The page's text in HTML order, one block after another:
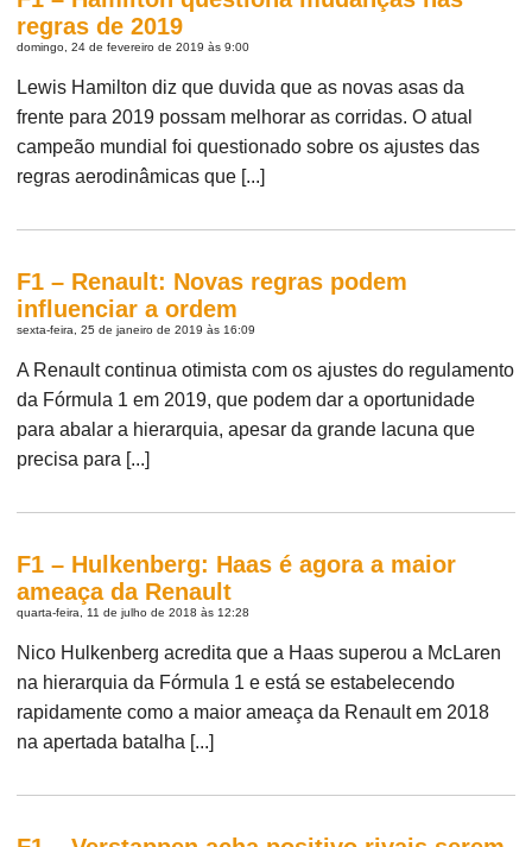
regras de 2019
domingo, 24 de fevereiro de 2019 às 9:00
Lewis Hamilton diz que duvida que as novas asas da
frente para 2019 possam melhorar as corridas. O atual
campeão mundial foi questionado sobre os ajustes das
regras aerodinâmicas que [...]
F1 – Renault: Novas regras podem
influenciar a ordem
sexta-feira, 25 de janeiro de 2019 às 16:09
A Renault continua otimista com os ajustes do regulamento
da Fórmula 1 em 2019, que podem dar a oportunidade
para abalar a hierarquia, apesar da grande lacuna que
precisa para [...]
F1 – Hulkenberg: Haas é agora a maior
ameaça da Renault
quarta-feira, 11 de julho de 2018 às 12:28
Nico Hulkenberg acredita que a Haas superou a McLaren
na hierarquia da Fórmula 1 e está se estabelecendo
rapidamente como a maior ameaça da Renault em 2018
na apertada batalha [...]